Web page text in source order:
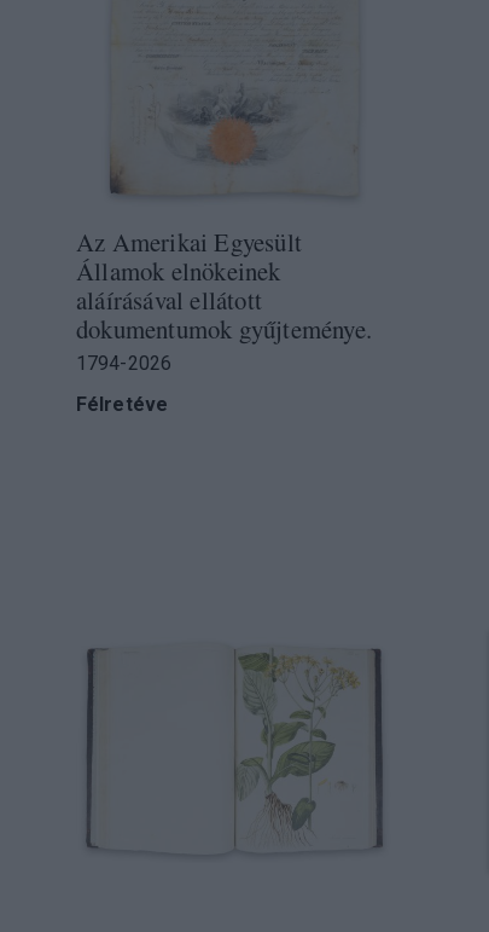
Az Amerikai Egyesült
Államok elnökeinek
aláírásával ellátott
dokumentumok gyűjteménye.
1794-2026
Félretéve